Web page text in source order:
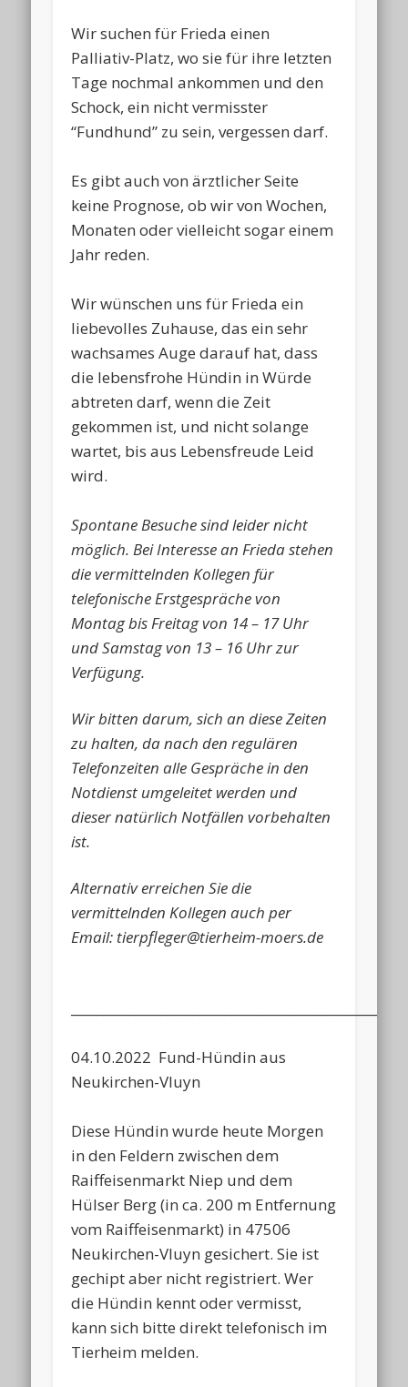
Wir suchen für Frieda einen
Palliativ-Platz, wo sie für ihre letzten
Tage nochmal ankommen und den
Schock, ein nicht vermisster
“Fundhund” zu sein, vergessen darf.
Es gibt auch von ärztlicher Seite
keine Prognose, ob wir von Wochen,
Monaten oder vielleicht sogar einem
Jahr reden.
Wir wünschen uns für Frieda ein
liebevolles Zuhause, das ein sehr
wachsames Auge darauf hat, dass
die lebensfrohe Hündin in Würde
abtreten darf, wenn die Zeit
gekommen ist, und nicht solange
wartet, bis aus Lebensfreude Leid
wird.
Spontane Besuche sind leider nicht
möglich. Bei Interesse an Frieda stehen
die vermittelnden Kollegen für
telefonische Erstgespräche von
Montag bis Freitag von 14 – 17 Uhr
und Samstag von 13 – 16 Uhr zur
Verfügung.
Wir bitten darum, sich an diese Zeiten
zu halten, da nach den regulären
Telefonzeiten alle Gespräche in den
Notdienst umgeleitet werden und
dieser natürlich Notfällen vorbehalten
ist.
Alternativ erreichen Sie die
vermittelnden Kollegen auch per
Email: tierpfleger@tierheim-moers.de
04.10.2022 Fund-Hündin aus
Neukirchen-Vluyn
Diese Hündin wurde heute Morgen
in den Feldern zwischen dem
Raiffeisenmarkt Niep und dem
Hülser Berg (in ca. 200 m Entfernung
vom Raiffeisenmarkt) in 47506
Neukirchen-Vluyn gesichert. Sie ist
gechipt aber nicht registriert. Wer
die Hündin kennt oder vermisst,
kann sich bitte direkt telefonisch im
Tierheim melden.